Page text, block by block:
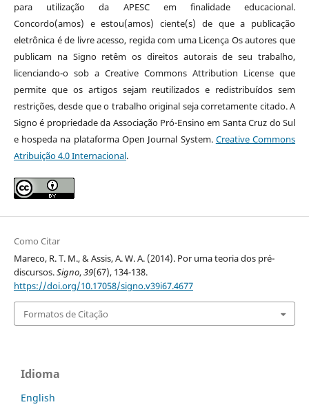
para utilização da APESC em finalidade educacional.
Concordo(amos) e estou(amos) ciente(s) de que a publicação
eletrônica é de livre acesso, regida com uma Licença Os autores que
publicam na Signo retêm os direitos autorais de seu trabalho,
licenciando-o sob a Creative Commons Attribution License que
permite que os artigos sejam reutilizados e redistribuídos sem
restrições, desde que o trabalho original seja corretamente citado. A
Signo é propriedade da Associação Pró-Ensino em Santa Cruz do Sul
e hospeda na plataforma Open Journal System. Creative Commons
Atribuição 4.0 Internacional.
Como Citar
Mareco, R. T. M., & Assis, A. W. A. (2014). Por uma teoria dos pré-
discursos.Signo,39(67), 134-138.
https://doi.org/10.17058/signo.v39i67.4677
Formatos de Citação
Idioma
English